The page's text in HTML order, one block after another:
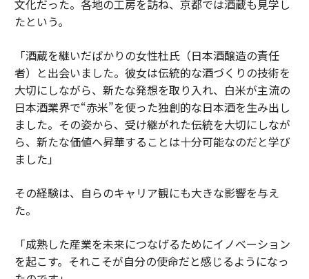
文化だった。各地の工房を訪ね、京都では酒蔵も見学し
たという。
「酒蔵を継いだばかりの女性杜氏（日本酒醸造の責任
者）と出会いました。彼女は伝統的な酒づくりの技術を
大切にしながら、新たな発想を取り入れ、白米が主流の
日本酒業界で“赤米”を使った独創的な日本酒を生み出し
ました。その姿から、受け継がれた伝統を大切にしなが
ら、新たな価値へ昇華することは十分可能なのだと学び
ました」
その経験は、自らのキャリア観にも大きな影響を与え
た。
「成熟した産業を未来につなげるためにイノベーション
を起こす。それこそが自分の使命だと感じるようになっ